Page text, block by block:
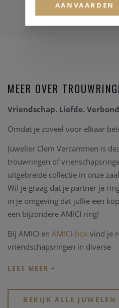
MEER OVER
Vriendschap. Liefde.
Omdat je zoveel voor elkaar
Juwelier Clem Vercammen is
trouwringen of
uitgebreide collectie in onze
Wil je graag dat je partner je
in je omgeving dat jullie een
een bijzondere AMICI ring!
Bij AMICI en AMICI-box vind je
vriendschapsringen in diverse
goed betaalbare hippe ringen?
design?BEKIJK ALLE
AANVAARDEN